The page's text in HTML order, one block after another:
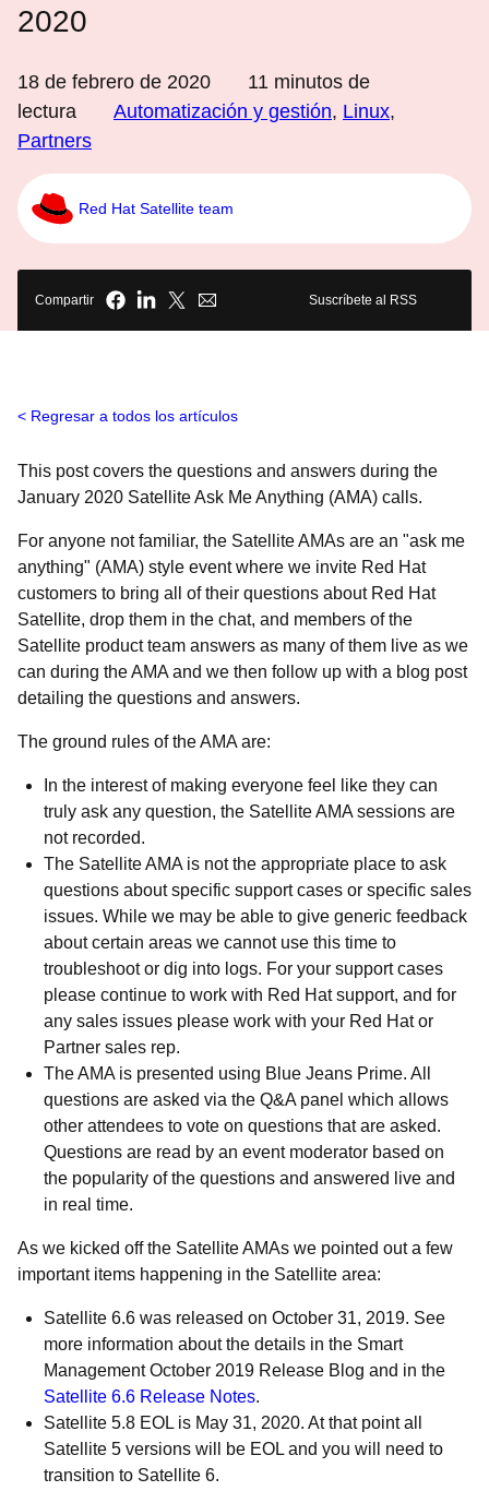
2020
18 de febrero de 2020 11 minutos de
lectura
Automatización y gestión, Linux,
Partners
Red Hat Satellite team
Compartir Suscríbete al RSS
Regresar a todos los artículos
This post covers the questions and answers during the
January 2020 Satellite Ask Me Anything (AMA) calls.
For anyone not familiar, the Satellite AMAs are an "ask me
anything" (AMA) style event where we invite Red Hat
customers to bring all of their questions about Red Hat
Satellite, drop them in the chat, and members of the
Satellite product team answers as many of them live as we
can during the AMA and we then follow up with a blog post
detailing the questions and answers.
The ground rules of the AMA are:
In the interest of making everyone feel like they can
truly ask any question, the Satellite AMA sessions are
not recorded.
The Satellite AMA is not the appropriate place to ask
questions about specific support cases or specific sales
issues. While we may be able to give generic feedback
about certain areas we cannot use this time to
troubleshoot or dig into logs. For your support cases
please continue to work with Red Hat support, and for
any sales issues please work with your Red Hat or
Partner sales rep.
The AMA is presented using Blue Jeans Prime. All
questions are asked via the Q&A panel which allows
other attendees to vote on questions that are asked.
Questions are read by an event moderator based on
the popularity of the questions and answered live and
in real time.
As we kicked off the Satellite AMAs we pointed out a few
important items happening in the Satellite area:
Satellite 6.6 was released on October 31, 2019. See
more information about the details in the Smart
Management October 2019 Release Blog and in the
Satellite 6.6 Release Notes.
Satellite 5.8 EOL is May 31, 2020. At that point all
Satellite 5 versions will be EOL and you will need to
transition to Satellite 6.